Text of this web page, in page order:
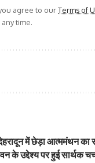
agree to ourTerms of
time.
में छेड़ा आत्ममंथन का
उद्देश्य पर हुई सार्थक